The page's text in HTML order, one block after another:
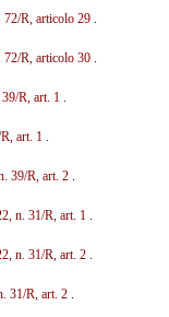
72/R, articolo 29.
72/R, articolo 30.
R, art. 1.
art. 1.
39/R, art. 2.
n. 31/R, art. 1.
n. 31/R, art. 2.
31/R, art. 2.